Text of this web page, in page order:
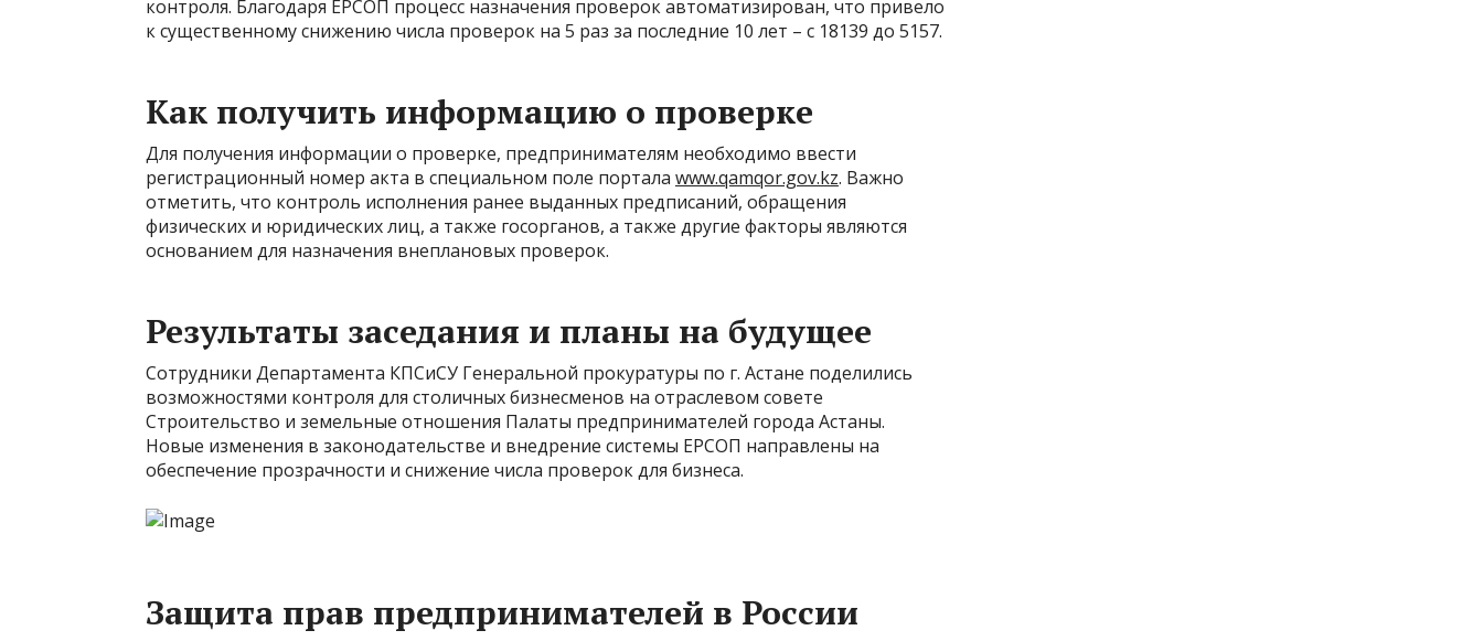
контроля. Благодаря ЕРСОП процесс назначения проверок автоматизирован, что привело
к существенному снижению числа проверок на 5 раз за последние 10 лет – с 18139 до 5157.
Как получить информацию о проверке
Для получения информации о проверке, предпринимателям необходимо ввести
регистрационный номер акта в специальном поле портала www.qamqor.gov.kz. Важно
отметить, что контроль исполнения ранее выданных предписаний, обращения
физических и юридических лиц, а также госорганов, а также другие факторы являются
основанием для назначения внеплановых проверок.
Результаты заседания и планы на будущее
Сотрудники Департамента КПСиСУ Генеральной прокуратуры по г. Астане поделились
возможностями контроля для столичных бизнесменов на отраслевом совете
Строительство и земельные отношения Палаты предпринимателей города Астаны.
Новые изменения в законодательстве и внедрение системы ЕРСОП направлены на
обеспечение прозрачности и снижение числа проверок для бизнеса.
Защита прав предпринимателей в России